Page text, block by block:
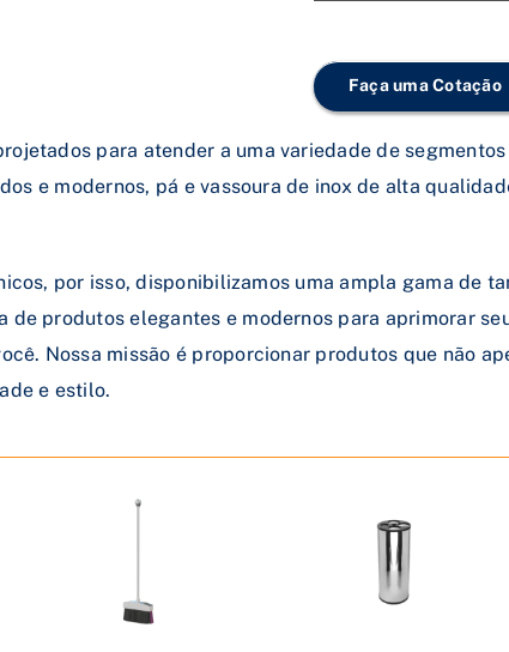
Faça uma Cotação
para atender a uma variedade de
e modernos, pá e vassoura de inox de alta
por isso, disponibilizamos uma ampla gama de
de produtos elegantes e modernos para aprimorar
Nossa missão é proporcionar produtos que não
e estilo.